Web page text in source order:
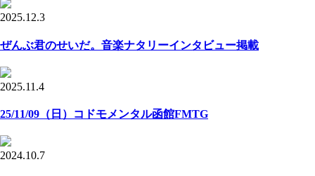
2025.12.3
ぜんぶ君のせいだ。音楽ナタリーインタビュー掲載
2025.11.4
25/11/09（日）コドモメンタル函館FMTG
2024.10.7